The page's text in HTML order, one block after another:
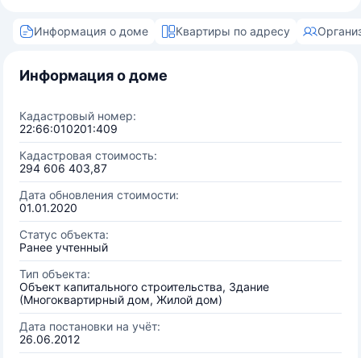
Информация о доме Квартиры по адресу
Информация о доме
Кадастровый номер:
22:66:010201:409
Кадастровая стоимость:
294 606 403,87
Дата обновления стоимости:
01.01.2020
Статус объекта:
Ранее учтенный
Тип объекта:
Объект капитального строительства, Здание
(Многоквартирный дом, Жилой дом)
Дата постановки на учёт:
26.06.2012